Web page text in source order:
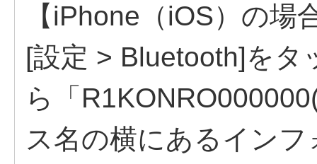
【iPhone（iOS）の
[設定 > Bluetooth]をタ
ら「
ス名の横にあるイン